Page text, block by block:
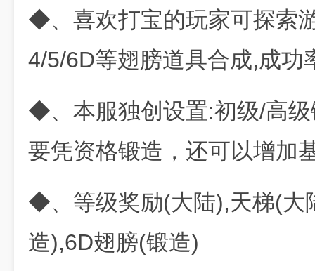
◆、喜欢打宝的玩家可探索
4/5/6D等翅膀道具合成,成功
◆、本服独创设置:初级/高
要凭资格锻造，还可以增加
◆、等级奖励(大陆),天梯(大
造),6D翅膀(锻造)